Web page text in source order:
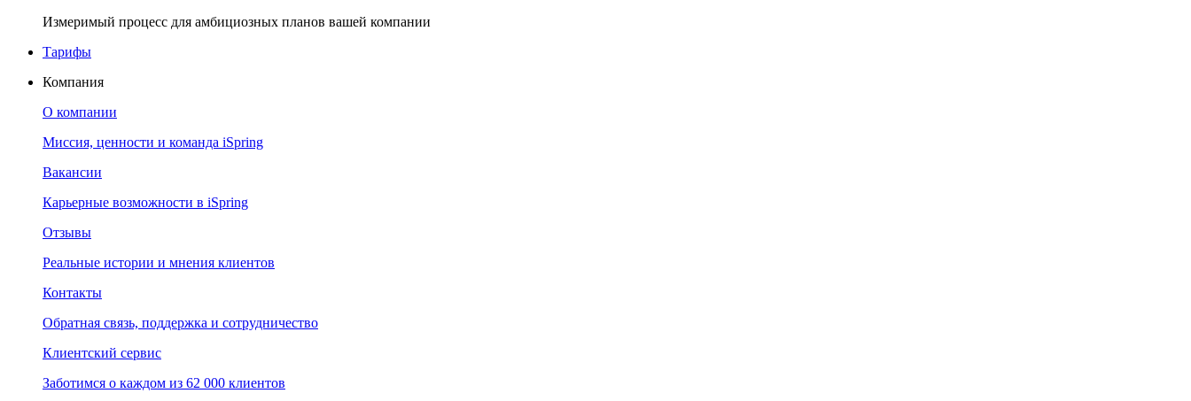
Измеримый процесс для амбициозных планов вашей компании
Тарифы
Компания
О компании
Миссия, ценности и команда iSpring
Вакансии
Карьерные возможности в iSpring
Отзывы
Реальные истории и мнения клиентов
Контакты
Обратная связь, поддержка и сотрудничество
Клиентский сервис
Заботимся о каждом из 62 000 клиентов